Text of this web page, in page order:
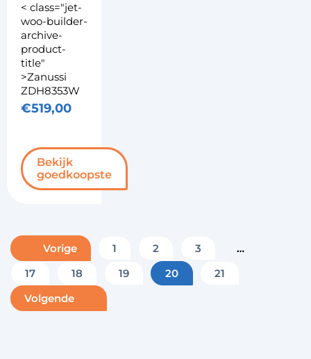
< class="jet-
woo-builder-
archive-
product-
title"
>Zanussi
ZDH8353W
€519,00
Bekijk
goedkoopste
Vorige 1 2 3
…
17
18 19 20
21
Volgende